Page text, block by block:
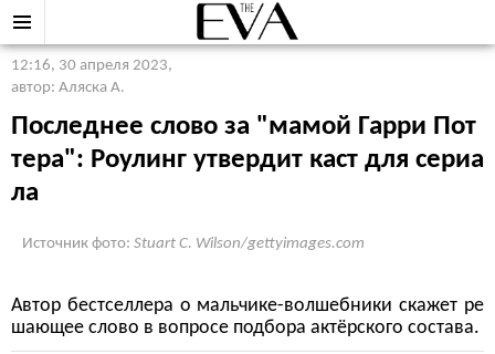
12:16, 30 апреля 2023,
автор: Аляска А.
Последнее слово за "мамой Гарри Пот
тера": Роулинг утвердит каст для сериа
ла
Источник фото: Stuart C. Wilson/gettyimages.com
Автор бестселлера о мальчике-волшебники скажет ре
шающее слово в вопросе подбора актёрского состава.